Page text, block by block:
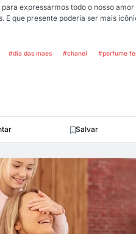
expressarmos todo o nosso
E que presente poderia ser mais
#dia das maes #chanel #perfume
Salvar